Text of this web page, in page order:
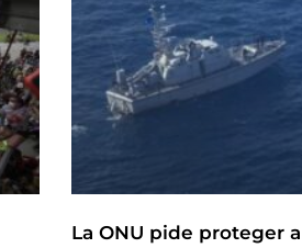
La ONU pide proteger